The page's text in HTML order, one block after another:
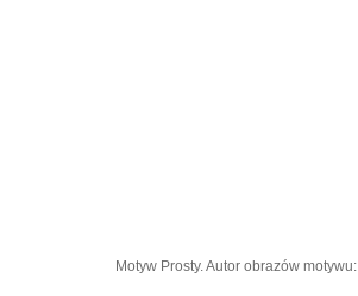
Motyw Prosty. Autor obrazów motywu: